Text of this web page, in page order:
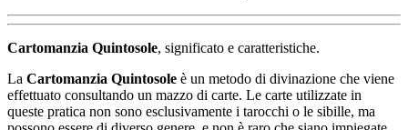
Cartomanzia Quintosole, significato e caratteristiche.
La Cartomanzia Quintosole è un metodo di divinazione che viene
effettuato consultando un mazzo di carte. Le carte utilizzate in
queste pratica non sono esclusivamente i tarocchi o le sibille, ma